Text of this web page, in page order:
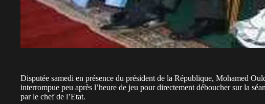
Disputée samedi en présence du président de la République, Mohamed
interrompue peu après l’heure de jeu pour directement déboucher sur la
par le chef de l’Etat.